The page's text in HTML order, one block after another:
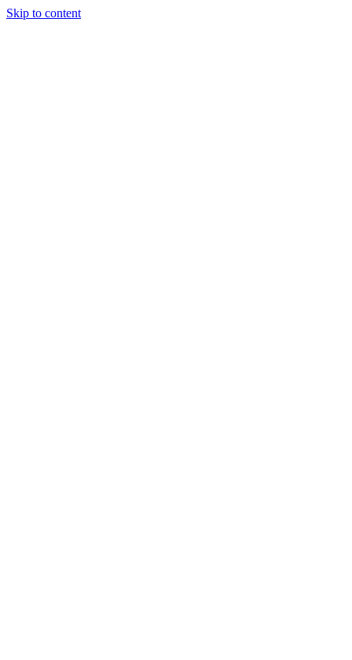
Skip to content